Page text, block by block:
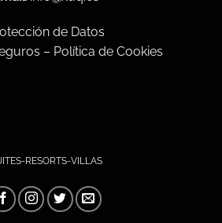
de Datos
– Política de Cookies
RESORTS-VILLAS